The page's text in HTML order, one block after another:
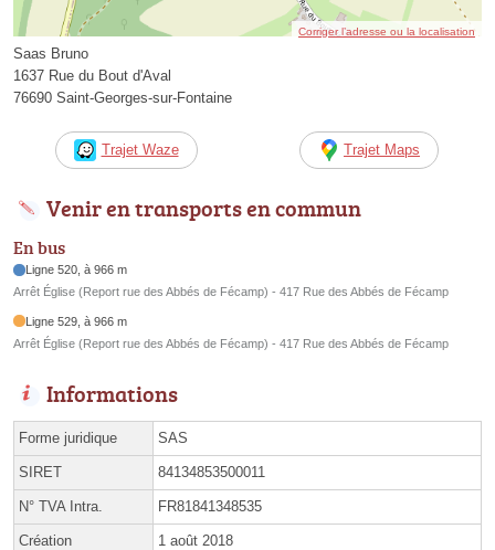
Corriger l’adresse ou la localisation
Saas Bruno
1637 Rue du Bout d'Aval
76690 Saint-Georges-sur-Fontaine
Trajet Waze Trajet Maps
Venir en transports en commun
En bus
Ligne 520, à 966 m
Arrêt Église (Report rue des Abbés de Fécamp) - 417 Rue des Abbés de Fécamp
Ligne 529, à 966 m
Arrêt Église (Report rue des Abbés de Fécamp) - 417 Rue des Abbés de Fécamp
Informations
Forme juridique SAS
SIRET 84134853500011
N° TVA Intra. FR81841348535
Création 1 août 2018